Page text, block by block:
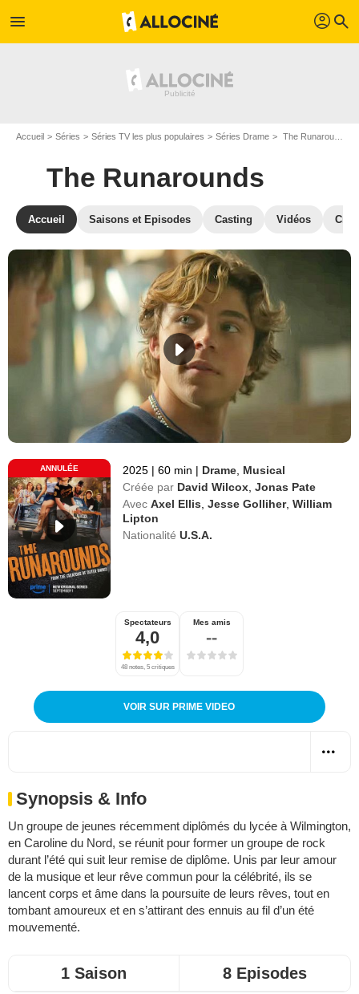
menu profil search
Accueil Séries Séries TV les plus populaires Séries Drame The Runarounds
The Runarounds
Accueil Saisons et Episodes Casting Vidéos
ANNULÉE 2025 | 60 min | Drame Musical
Créée par David Wilcox ,Jonas Pate
Avec Axel Ellis ,Jesse Golliher,William
Lipton
Nationalité U.S.A.
Spectateurs
4,0
48 notes, 5 critiques
Mes amis
--
VOIR SUR PRIME VIDEO
Synopsis & Info
Un groupe de jeunes récemment diplômés du lycée à Wilmington,
en Caroline du Nord, se réunit pour former un groupe de rock
durant l’été qui suit leur remise de diplôme. Unis par leur amour
de la musique et leur rêve commun pour la célébrité, ils se
lancent corps et âme dans la poursuite de leurs rêves, tout en
tombant amoureux et en s’attirant des ennuis au fil d’un été
mouvementé.
1 Saison 8 Episodes